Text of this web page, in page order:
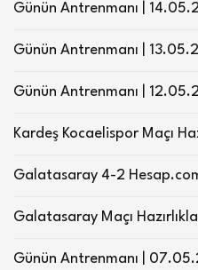
Günün Antrenmanı |
Günün Antrenmanı |
Günün Antrenmanı |
Kardeş Kocaelispor Maçı
Galatasaray 4-2
Galatasaray Maçı
Günün Antrenmanı |